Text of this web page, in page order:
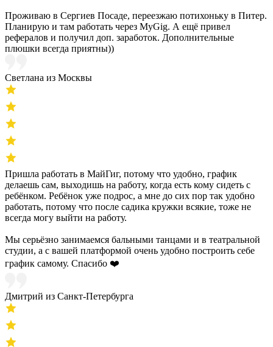
Проживаю в Сергиев Посаде, переезжаю потихоньку в Питер.
Планирую и там работать через MyGig. А ещё привел
рефералов и получил доп. заработок. Дополнительные
плюшки всегда приятны))
Светлана из Москвы
Пришла работать в МайГиг, потому что удобно, график
делаешь сам, выходишь на работу, когда есть кому сидеть с
ребёнком. Ребёнок уже подрос, а мне до сих пор так удобно
работать, потому что после садика кружки всякие, тоже не
всегда могу выйти на работу.
Мы серьёзно занимаемся бальными танцами и в театральной
студии, а с вашей платформой очень удобно построить себе
график самому. Спасибо ❤️
Дмитрий из Санкт-Петербурга